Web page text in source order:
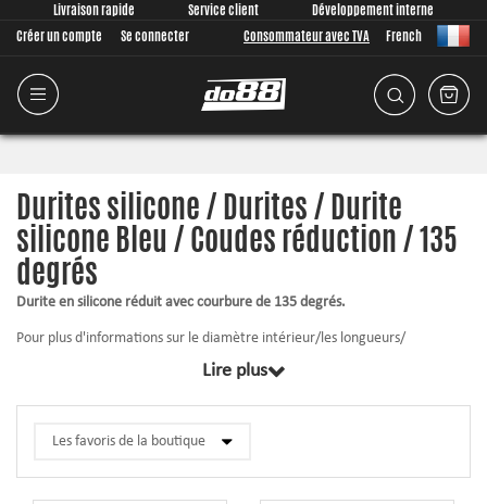
Livraison rapide Service client
Développement interne
Créer un compte
Se connecter Consommateur avec TVA French
Durites silicone / Durites / Durite
silicone Bleu / Coudes réduction / 135
degrés
Durite en silicone réduit avec courbure de 135 degrés.
Pour plus d'informations sur le diamètre intérieur/les longueurs/
l'épaisseur de la paroi, etc., cliquez sur le produit correspondant ci-
Lire plus